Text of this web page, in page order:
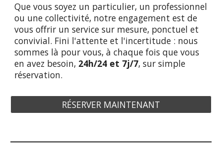
Que vous soyez un particulier, un professionnel
ou une collectivité, notre engagement est de
vous offrir un service sur mesure, ponctuel et
convivial. Fini l'attente et l'incertitude : nous
sommes là pour vous, à chaque fois que vous
en avez besoin, 24h/24 et 7j/7, sur simple
réservation.
RÉSERVER MAINTENANT